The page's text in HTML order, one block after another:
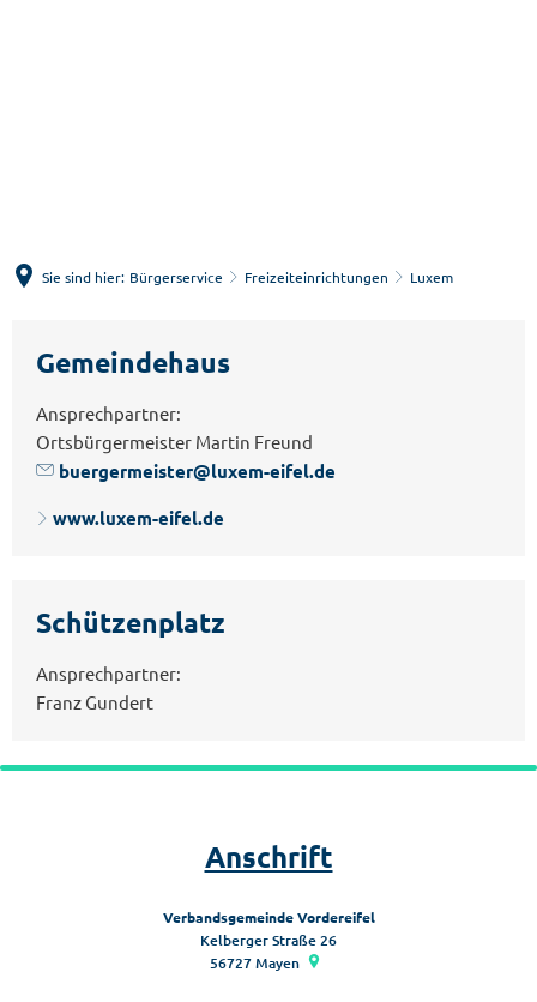
Sie sind hier: Bürgerservice Freizeiteinrichtungen Luxem
Gemeindehaus
Ansprechpartner:
Ortsbürgermeister Martin Freund
buergermeister@luxem-eifel.de
www.luxem-eifel.de
Schützenplatz
Ansprechpartner:
Franz Gundert
Anschrift
Verbandsgemeinde Vordereifel
Kelberger Straße 26
56727 Mayen